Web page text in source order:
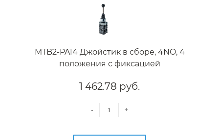
MTB2-PA14 Джойстик в сборе, 4NO, 4
положения с фиксацией
1 462.78 руб.
- +